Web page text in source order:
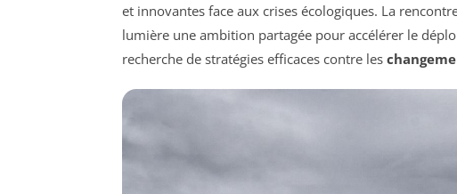
et innovantes face aux crises écologiques. La
lumière une ambition partagée pour accélérer le
recherche de stratégies efficaces contre les